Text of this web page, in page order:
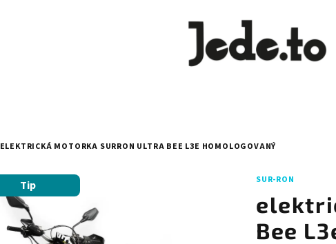
ELEKTRICKÁ MOTORKA SURRON ULTRA BEE L3E HOMOLOGOVANÝ
SUR-RON
Bee
Tip